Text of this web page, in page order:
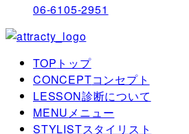
06-6105-2951
TOP トップ
CONCEPTコンセプト
LESSON診断について
MENUメニュー
STYLISTスタイリスト